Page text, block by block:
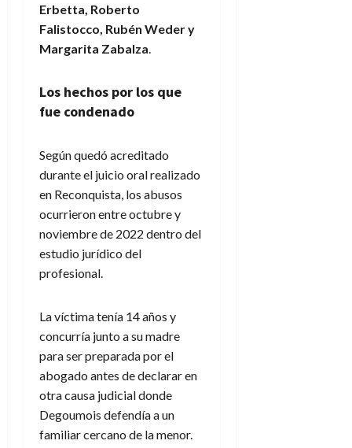
Erbetta, Roberto
Falistocco, Rubén Weder y
Margarita Zabalza.
Los hechos por los que
fue condenado
Según quedó acreditado
durante el juicio oral realizado
en Reconquista, los abusos
ocurrieron entre octubre y
noviembre de 2022 dentro del
estudio jurídico del
profesional.
La víctima tenía 14 años y
concurría junto a su madre
para ser preparada por el
abogado antes de declarar en
otra causa judicial donde
Degoumois defendía a un
familiar cercano de la menor.